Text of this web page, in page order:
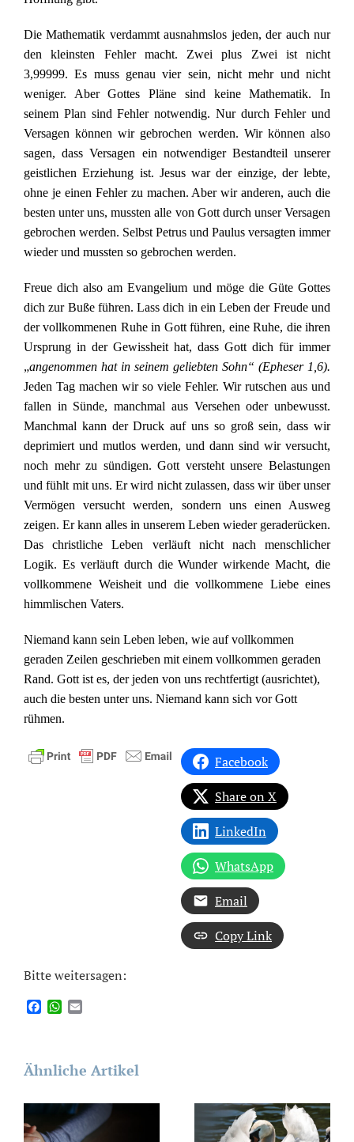
Die Mathematik verdammt ausnahmslos jeden, der auch nur
den kleinsten Fehler macht. Zwei plus Zwei ist nicht
3,99999. Es muss genau vier sein, nicht mehr und nicht
weniger. Aber Gottes Pläne sind keine Mathematik. In
seinem Plan sind Fehler notwendig. Nur durch Fehler und
Versagen können wir gebrochen werden. Wir können also
sagen, dass Versagen ein notwendiger Bestandteil unserer
geistlichen Erziehung ist. Jesus war der einzige, der lebte,
ohne je einen Fehler zu machen. Aber wir anderen, auch die
besten unter uns, mussten alle von Gott durch unser Versagen
gebrochen werden. Selbst Petrus und Paulus versagten immer
wieder und mussten so gebrochen werden.
Freue dich also am Evangelium und möge die Güte Gottes
dich zur Buße führen. Lass dich in ein Leben der Freude und
der vollkommenen Ruhe in Gott führen, eine Ruhe, die ihren
Ursprung in der Gewissheit hat, dass Gott dich für immer
„angenommen hat in seinem geliebten Sohn“ (Epheser 1,6).
Jeden Tag machen wir so viele Fehler. Wir rutschen aus und
fallen in Sünde, manchmal aus Versehen oder unbewusst.
Manchmal kann der Druck auf uns so groß sein, dass wir
deprimiert und mutlos werden, und dann sind wir versucht,
noch mehr zu sündigen. Gott versteht unsere Belastungen
und fühlt mit uns. Er wird nicht zulassen, dass wir über unser
Vermögen versucht werden, sondern uns einen Ausweg
zeigen. Er kann alles in unserem Leben wieder geraderücken.
Das christliche Leben verläuft nicht nach menschlicher
Logik. Es verläuft durch die Wunder wirkende Macht, die
vollkommene Weisheit und die vollkommene Liebe eines
himmlischen Vaters.
Niemand kann sein Leben leben, wie auf vollkommen
geraden Zeilen geschrieben mit einem vollkommen geraden
Rand. Gott ist es, der jeden von uns rechtfertigt (ausrichtet),
auch die besten unter uns. Niemand kann sich vor Gott
rühmen.
Facebook
Share on X
LinkedIn
WhatsApp
Email
Copy Link
Bitte weitersagen:
FacebookWhatsApp
Ähnliche Artikel